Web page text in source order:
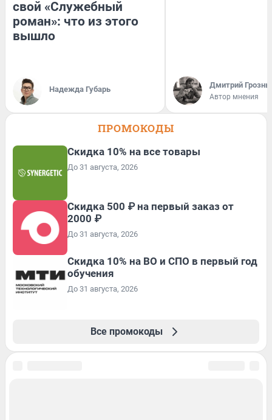
свой «Служебный
роман»: что из этого
вышло
Надежда Губарь Дмитрий
Автор мнения
ПРОМОКОДЫ
Скидка 10% на все товары
До 31 августа, 2026
Скидка 500 ₽ на первый заказ от
2000 ₽
До 31 августа, 2026
Скидка 10% на ВО и СПО в первый год
обучения
До 31 августа, 2026
Все промокоды